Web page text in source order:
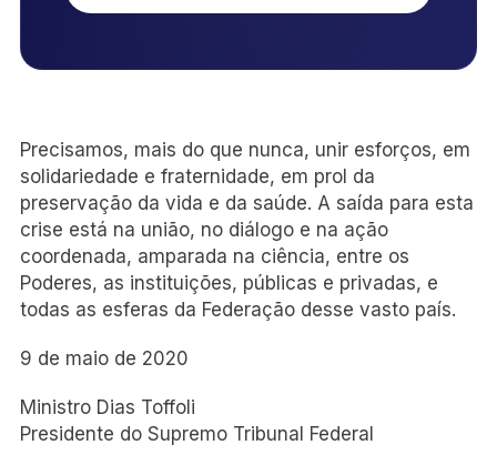
Precisamos, mais do que nunca, unir esforços, em
solidariedade e fraternidade, em prol da
preservação da vida e da saúde. A saída para esta
crise está na união, no diálogo e na ação
coordenada, amparada na ciência, entre os
Poderes, as instituições, públicas e privadas, e
todas as esferas da Federação desse vasto país.
9 de maio de 2020
Ministro Dias Toffoli
Presidente do Supremo Tribunal Federal